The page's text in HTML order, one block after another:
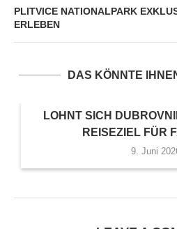
PLITVICE NATIONALPARK
ERLEBEN
DAS KÖNNTE
LOHNT SICH
REISEZIEL FÜR
9. Juni